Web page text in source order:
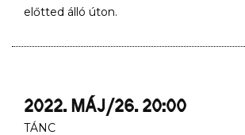
előtted álló úton.
2022. MÁJ/26. 20:00
TÁNC